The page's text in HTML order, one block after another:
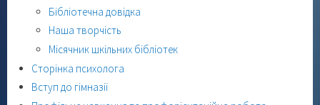
Бібліотечна довідка
Наша творчість
Місячник шкільних бібліотек
Сторінка психолога
Вступ до гімназії